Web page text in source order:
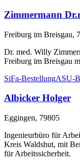
Zimmermann
Freiburg im Breisgau,
Dr. med. Willy
Freiburg im Breisgau
SiFa-BestellungASU-
Albicker Holger
Eggingen, 79805
Ingenieurbüro für
Kreis Waldshut, mit
für Arbeitssicherheit.